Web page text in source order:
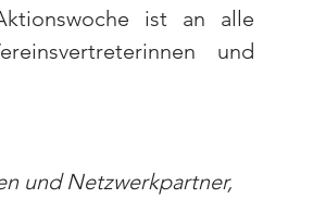
ist an alle
und
und Netzwerkpartner,